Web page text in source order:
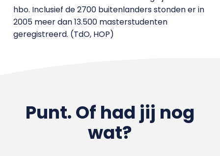
hbo. Inclusief de 2700 buitenlanders stonden er in
2005 meer dan 13.500 masterstudenten
geregistreerd. (TdO, HOP)
Punt. Of had jij nog
wat?